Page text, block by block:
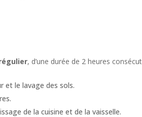
, d’une durée de 2 heures
et le lavage des sols.
de la cuisine et de la vaisselle.